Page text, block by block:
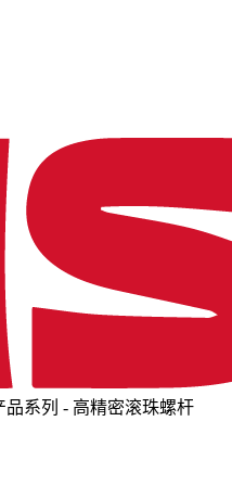
系列 - 高精密滚珠螺杆